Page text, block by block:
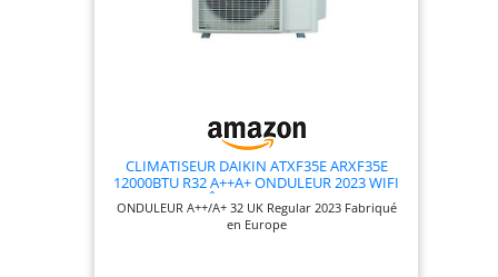
CLIMATISEUR DAIKIN ATXF35E ARXF35E
12000BTU R32 A++A+ ONDULEUR 2023 WIFI
PRÊT (NON INCLUS)
ONDULEUR A++/A+ 32 UK Regular 2023 Fabriqué
en Europe